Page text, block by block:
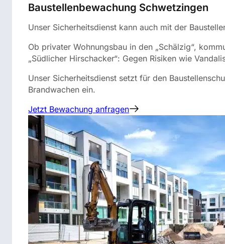
Baustellenbewachung Schwetzingen
Unser Sicherheitsdienst kann auch mit der
Ob privater Wohnungsbau in den „Schälzig“,
„Südlicher Hirschacker“: Gegen Risiken wie
Unser Sicherheitsdienst setzt für den
Brandwachen ein.
Jetzt Bewachung anfragen